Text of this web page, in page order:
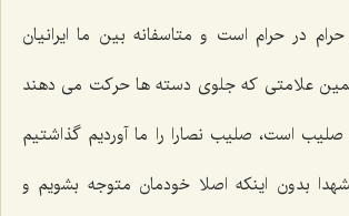
در حرام است و متاسفانه بین ما ایرانیان
علامتی که جلوی دسته ها حرکت می دهند
است، صلیب نصارا را ما آوردیم گذاشتیم
بدون اینکه اصلا خودمان متوجه بشویم و